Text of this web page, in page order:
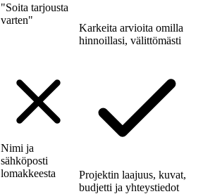
"Soita tarjousta
varten"
Karkeita arvioita omilla
hinnoillasi, välittömästi
Nimi ja
sähköposti
lomakkeesta
Projektin laajuus, kuvat,
budjetti ja yhteystiedot